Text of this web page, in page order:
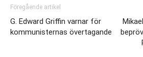
Föregående artikel
G. Edward Griffin varnar för
kommunisternas övertagande